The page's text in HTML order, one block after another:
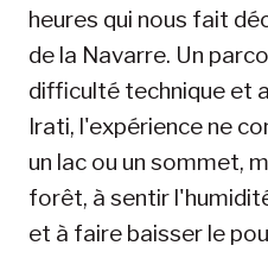
heures qui nous fait
de la Navarre. Un
difficulté technique et
Irati, l'expérience ne
un lac ou un sommet,
forêt, à sentir
et à faire baisser le